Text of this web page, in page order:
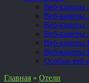
Веб-камеры
Веб-камеры
Веб-камеры
Веб-камеры
Веб-камеры
Веб-камеры
Особые веб-
Главная » Отели